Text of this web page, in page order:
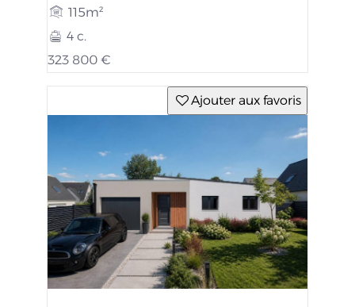
115m²
4 c.
323 800 €
Ajouter aux favoris